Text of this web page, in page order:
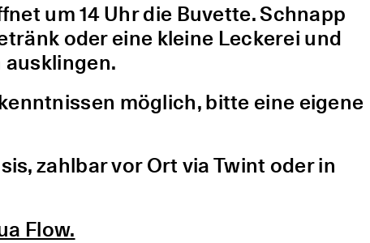
um 14 Uhr die Buvette. Schnapp
oder eine kleine Leckerei und
möglich, bitte eine eigene
zahlbar vor Ort via Twint oder in
Flow.